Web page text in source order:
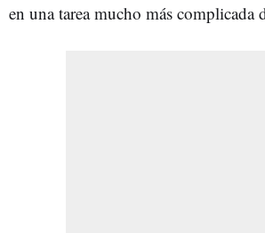
en una tarea mucho más complicada